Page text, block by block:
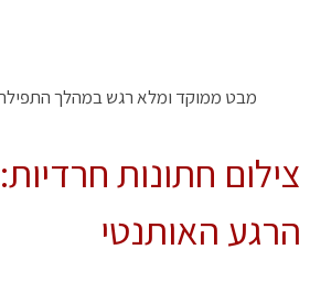
מבט ממוקד ומלא רגש במהלך
צילום חתונות
הרגע האותנטי